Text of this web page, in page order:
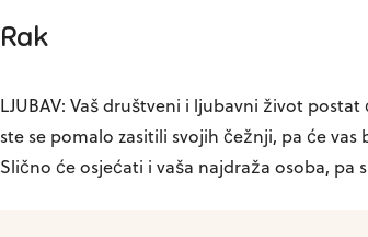
Rak
LJUBAV: Vaš društveni i ljubavni život
ste se pomalo zasitili svojih čežnji, pa će
Slično će osjećati i vaša najdraža osoba, pa